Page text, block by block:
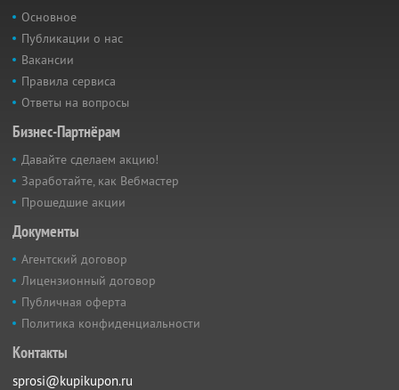
Основное
Публикации о нас
Вакансии
Правила сервиса
Ответы на вопросы
Бизнес-Партнёрам
Давайте сделаем акцию!
Заработайте, как Вебмастер
Прошедшие акции
Документы
Агентский договор
Лицензионный договор
Публичная оферта
Политика конфиденциальности
Контакты
sprosi@kupikupon.ru